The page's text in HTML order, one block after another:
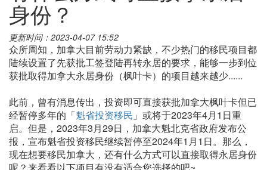
身份？
更新时间：2023-04-07 15:52
众所周知，加拿大目前劳动力紧缺，不少热门的移民项目都
陆续设置了先获批工签登陆再转永居的要求，能够一步到位
获批取得加拿大永居身份（枫叶卡）的项目越来越少......
此前，曾有消息传出，投资即可直接获批加拿大枫叶卡但已
经暂停多年的「魁省投资移民 」或将于2023年4月1日重
启。但是，2023年3月29日，加拿大魁北克省政府发布公
报，宣布魁省投资移民继续暂停至2024年1月1日。那么，
现在想要移民加拿大，还有什么方式可以直接取得永居身份
呢？来看看以下项目有没有适合您选择的吧~